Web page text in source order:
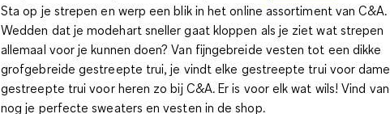
Sta op je strepen en werp een blik in het online assortiment van C&A.
Wedden dat je modehart sneller gaat kloppen als je ziet wat strepen
allemaal voor je kunnen doen? Van fijngebreide vesten tot een dikke
grofgebreide gestreepte trui, je vindt elke gestreepte trui voor
gestreepte trui voor heren zo bij C&A. Er is voor elk wat wils! Vind
nog je perfecte sweaters en vesten in de shop.